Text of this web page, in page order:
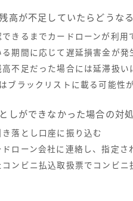
高が不足していたらどうな
きるまでカードローンが利用
期間に応じて遅延損害金が発
不足だった場合には延滞扱い
ブラックリストに載る可能性
しができなかった場合の対
落とし口座に振り込む
ローン会社に連絡し、指定さ
ンビニ払込取扱票でコンビニ